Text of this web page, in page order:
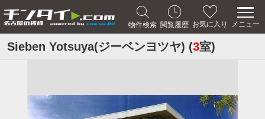
物件検索 閲覧履歴 お気に入り メニュー
Sieben Yotsuya(ジーベンヨツヤ) (3室)